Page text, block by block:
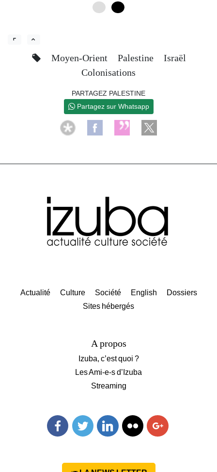
Moyen-Orient Palestine
Israël
Colonisations
PARTAGEZ PALESTINE
Partagez sur Whatsapp
Actualité Culture Société English
Dossiers
Sites hébergés
A propos
Izuba, c’est quoi ?
Les Ami-e-s d’Izuba
Streaming